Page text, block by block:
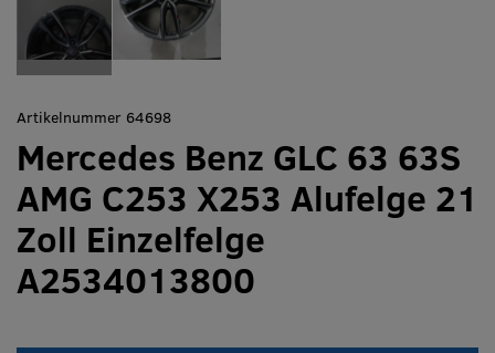
Artikelnummer 64698
Mercedes Benz GLC 63 63S
AMG C253 X253 Alufelge 21
Zoll Einzelfelge
A2534013800